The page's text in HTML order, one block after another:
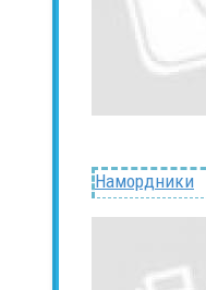
Намордники